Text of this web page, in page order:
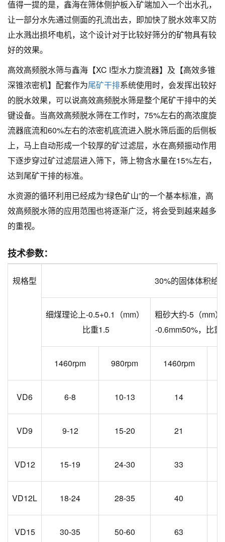
值得一提的是，鑫海在筛体侧护板入矿端加入一个出水孔，
让一部分水先通过侧面的孔流出去，即加快了脱水效率又防
止水溅出损坏电机，这个设计对于比较好筛分的矿物具有较
好的效果。
高效高频脱水筛与鑫海【XC I型水力旋流器】及【高效多锥
深锥浓密机】配套作为尾矿干排系统使用时，会发挥出较好
的脱水效果，可以说高效高频脱水筛是整个尾矿干排中的关
键设备。当高效高频脱水筛在工作时，75%左右的高浓度旋
流器底流和60%左右的浓密机底流进入脱水筛后面的后侧板
上，马上自动形成一个较厚的矿过滤层，水在高频振动作用
下逐步穿过矿过滤层进入筛下，筛上物含水量在15%左右，
达到尾矿干排的标准。
水资源的循环利用已经成为“绿色矿山”的一个基本标准，高
效高频脱水筛的应用范围也将逐渐广泛，将会受到越来越多
的重视。
技术参数：
规格型 30%的固体体积给
细煤理论上-0.5+0.1（mm）
比重1.5
粗砂大约-5（mm
-0.6mm50%，比重
1460rpm 980rpm 1460rpm
VD6 6-8 10-13 14
VD9 9-12 15-20 21
VD12 15-19 24-30 33
VD12L 18-24 28-35 40
VD15 30-35 50-60 63